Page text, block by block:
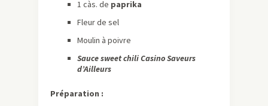
1 càs. de paprika
Fleur de sel
Moulin à poivre
Sauce sweet chili Casino Saveurs
d’Ailleurs
Préparation :